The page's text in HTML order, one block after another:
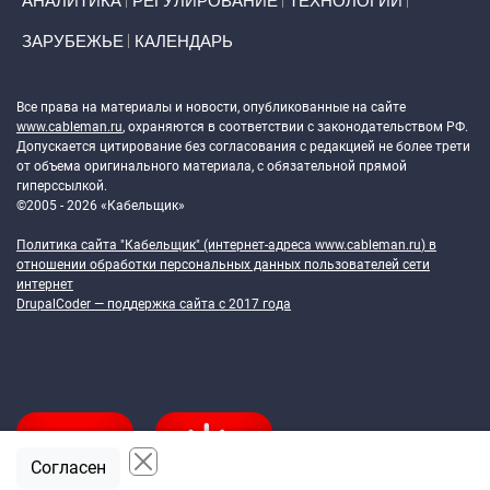
ЗАРУБЕЖЬЕ КАЛЕНДАРЬ
Все права на материалы и новости, опубликованные на сайте
www.cableman.ru, охраняются в соответствии с законодательством РФ.
Допускается цитирование без согласования с редакцией не более трети
от объема оригинального материала, с обязательной прямой
гиперссылкой.
©2005 - 2026 «Кабельщик»
Политика сайта "Кабельщик" (интернет-адреса www.cableman.ru) в
отношении обработки персональных данных пользователей сети
интернет
DrupalCoder — поддержка сайта c 2017 года
Согласен